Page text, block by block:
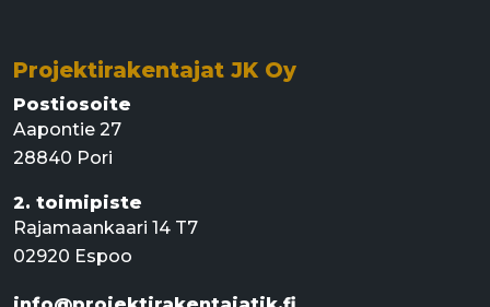
Projektirakentajat JK Oy
Postiosoite
Aapontie 27
28840 Pori
2. toimipiste
Rajamaankaari 14 T7
02920 Espoo